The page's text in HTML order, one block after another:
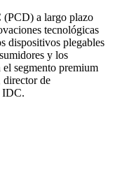
(PCD) a largo plazo
tecnológicas
dispositivos plegables
y los
el segmento premium
de
IDC.